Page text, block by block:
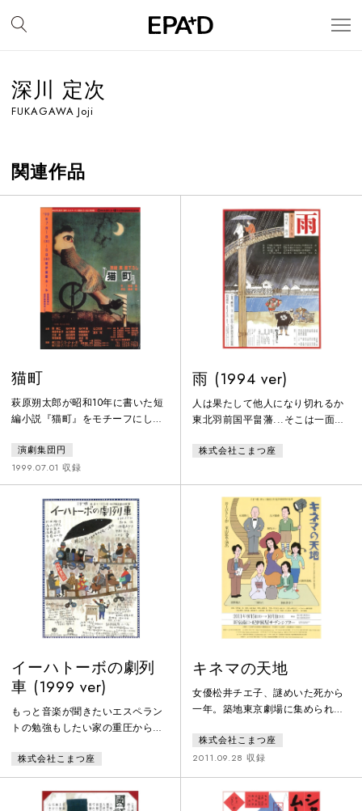
深川 定次
FUKAGAWA Joji
関連作品
猫町
萩原朔太郎が昭和10年に書いた短
編小説『猫町』をモチーフにし
町」を旅する二人の女と、そこに
生きる三世代にわたる家族の物
語。
演劇集団円
1999.07.01 収録
雨 (1994 ver)
人は果たして他人になり切れるか
東北羽前国平畠藩...そこは一面の
主になりすまそうとした江戸の金
ら証明するものを失っていく。騙
したつもりが騙されて、替え玉に
なったつもりの徳を待ち受けてい
たのは...
株式会社こまつ座
イーハトーボの劇列
車 (1999 ver)
もっと音楽が聞きたいエスペラン
トの勉強もしたい家の重圧から逃
して真の生き方を探したい大きな
川のトランクの中にたくさんの願
いを詰め込んで宮澤賢治は七度、
株式会社こまつ座
キネマの天地
女優松井チエ子、謎めいた死から
一年。築地東京劇場に集められた
の中に彼女を殺した犯人はいるの
か・・・・・・？うだつがあがら
ない万年下積役者を刑事に仕立
て、松井チエ子殺人事件真犯人追
及劇『豚草物語』の幕が開く。映
株式会社こまつ座
2011.09.28 収録